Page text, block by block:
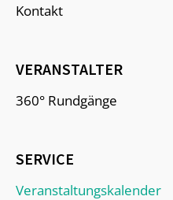
Kontakt
VERANSTALTER
360° Rundgänge
SERVICE
Veranstaltungskalender